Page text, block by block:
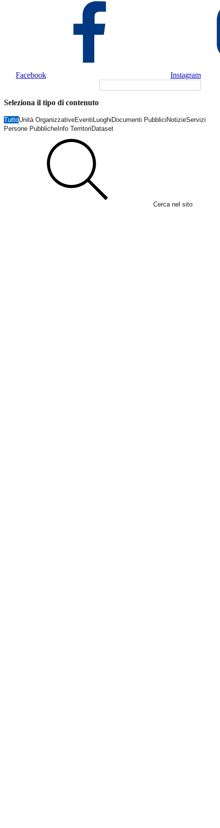
Facebook Instagram
Seleziona il tipo di contenuto
TuttoUnità OrganizzativeEventi Luoghi Documenti Pubblici NotizieServizi
Persone Pubbliche Info Territori Dataset
Cerca nel sito